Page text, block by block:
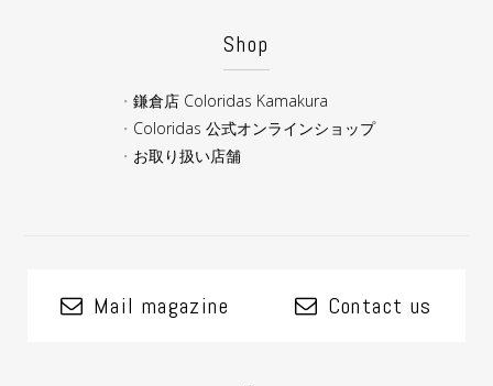
Shop
鎌倉店 Coloridas Kamakura
Coloridas 公式オンラインショップ
お取り扱い店舗
Mail magazine Contact us